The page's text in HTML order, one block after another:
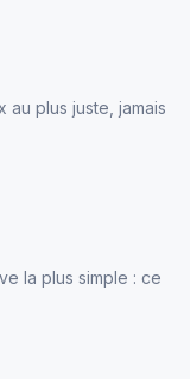
au plus juste, jamais
la plus simple : ce